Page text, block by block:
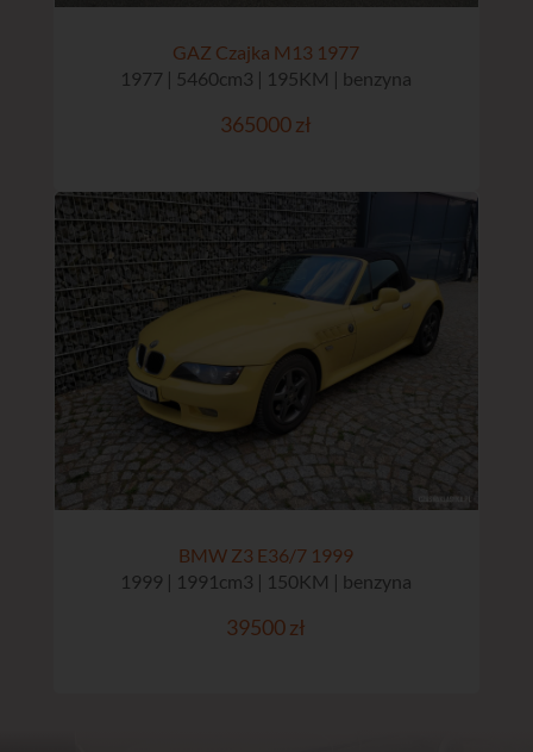
GAZ Czajka M13 1977
1977 | 5460cm3 | 195KM | benzyna
365000 zł
BMW Z3 E36/7 1999
1999 | 1991cm3 | 150KM | benzyna
39500 zł